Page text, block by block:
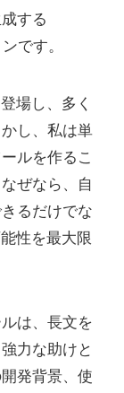
する
です。
場し、多く
し、私は単
ルを作るこ
ぜなら、自
るだけでな
性を最大限
は、長文を
力な助けと
発背景、使